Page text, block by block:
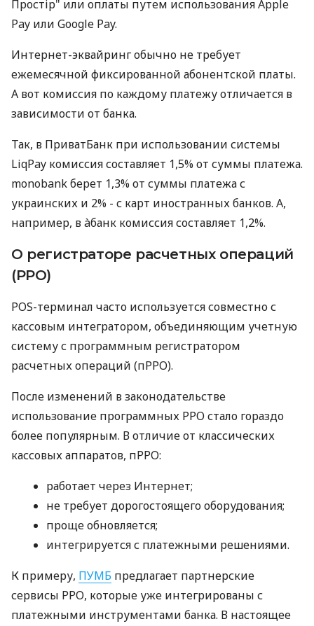
Простір" или оплаты путем использования Apple
Pay или Google Pay.
Интернет-эквайринг обычно не требует
ежемесячной фиксированной абонентской платы.
А вот комиссия по каждому платежу отличается в
зависимости от банка.
Так, в ПриватБанк при использовании системы
LiqPay комиссия составляет 1,5% от суммы платежа.
monobank берет 1,3% от суммы платежа с
украинских и 2% - с карт иностранных банков. А,
например, в àбанк комиссия составляет 1,2%.
О регистраторе расчетных операций
(РРО)
POS-терминал часто используется совместно с
кассовым интегратором, объединяющим учетную
систему с программным регистратором
расчетных операций (пРРО).
После изменений в законодательстве
использование программных РРО стало гораздо
более популярным. В отличие от классических
кассовых аппаратов, пРРО:
работает через Интернет;
не требует дорогостоящего оборудования;
проще обновляется;
интегрируется с платежными решениями.
К примеру, ПУМБ предлагает партнерские
сервисы РРО, которые уже интегрированы с
платежными инструментами банка. В настоящее